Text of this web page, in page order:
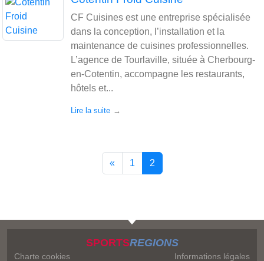
CF Cuisines est une entreprise spécialisée
dans la conception, l’installation et la
maintenance de cuisines professionnelles.
L’agence de Tourlaville, située à Cherbourg-
en-Cotentin, accompagne les restaurants,
hôtels et...
Lire la suite
« 1 2
SPORTSREGIONS
Charte cookies Informations légales